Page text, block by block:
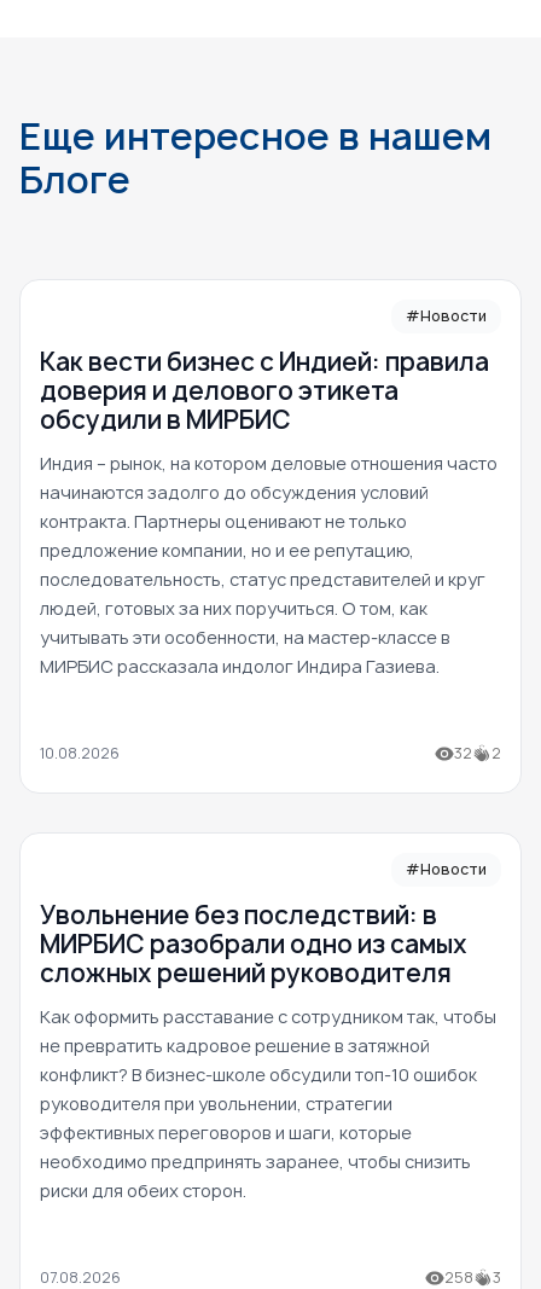
Еще интересное в нашем
Блоге
#Новости
Как вести бизнес с Индией: правила
доверия и делового этикета
обсудили в МИРБИС
Индия – рынок, на котором деловые отношения часто
начинаются задолго до обсуждения условий
контракта. Партнеры оценивают не только
предложение компании, но и ее репутацию,
последовательность, статус представителей и круг
людей, готовых за них поручиться. О том, как
учитывать эти особенности, на мастер-классе в
МИРБИС рассказала индолог Индира Газиева.
10.08.2026 32 2
#Новости
Увольнение без последствий: в
МИРБИС разобрали одно из самых
сложных решений руководителя
Как оформить расставание с сотрудником так, чтобы
не превратить кадровое решение в затяжной
конфликт? В бизнес-школе обсудили топ-10 ошибок
руководителя при увольнении, стратегии
эффективных переговоров и шаги, которые
необходимо предпринять заранее, чтобы снизить
риски для обеих сторон.
07.08.2026 258 3